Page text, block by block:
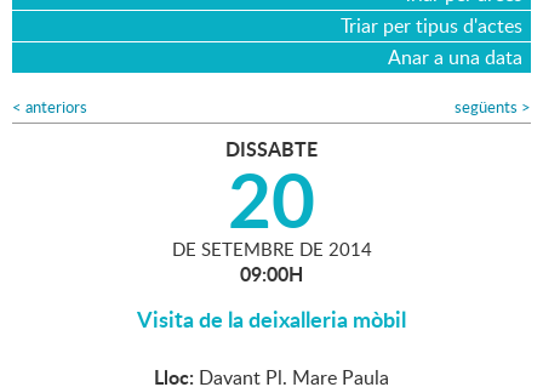
Triar per tipus d'actes
Anar a una data
< anteriors següents >
DISSABTE
20
DE SETEMBRE DE 2014
09:00H
Visita de la deixalleria mòbil
Lloc: Davant Pl. Mare Paula